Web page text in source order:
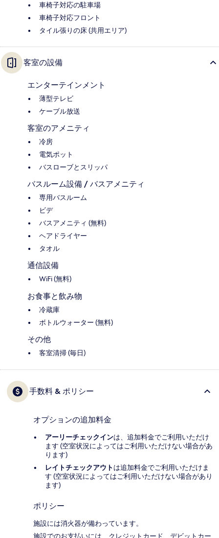
車椅子対応の駐車場
車椅子対応フロント
タイル張りの床 (共用エリア)
客室の設備
エンターテインメント
薄型テレビ
ケーブル放送
客室のアメニティ
冷房
電気ポット
バスローブとスリッパ
バスルーム設備 / バスアメニティ
専用バスルーム
ビデ
バスアメニティ (無料)
ヘアドライヤー
タオル
通信設備
WiFi (無料)
お食事と飲み物
冷蔵庫
ボトルウォーター (無料)
その他
客室清掃 (毎日)
手数料 & ポリシー
オプションの追加料金
アーリーチェックインは、追加料金でご利用いただけ
ます (空室状況によってはご利用いただけない場合があ
ります)
レイトチェックアウトは追加料金でご利用いただけま
す (空室状況によってはご利用いただけない場合があり
ます)
ポリシー
施設には消火器が備わっています。
施設でのお支払いには、クレジットカード、デビットカー